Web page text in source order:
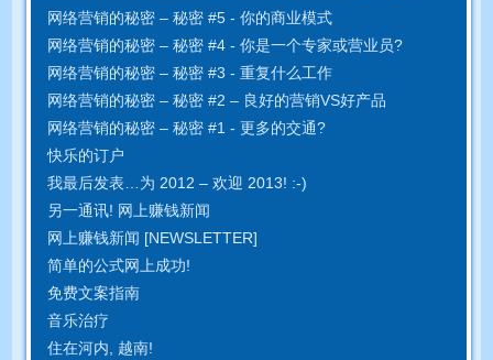
网络营销的秘密 – 秘密 #5 - 你的商业模式
网络营销的秘密 – 秘密 #4 - 你是一个专家或营业员?
网络营销的秘密 – 秘密 #3 - 重复什么工作
网络营销的秘密 – 秘密 #2 – 良好的营销VS好产品
网络营销的秘密 – 秘密 #1 - 更多的交通?
快乐的订户
我最后发表…为 2012 – 欢迎 2013! :-)
另一通讯! 网上赚钱新闻
网上赚钱新闻 [NEWSLETTER]
简单的公式网上成功!
免费文案指南
音乐治疗
住在河内, 越南!